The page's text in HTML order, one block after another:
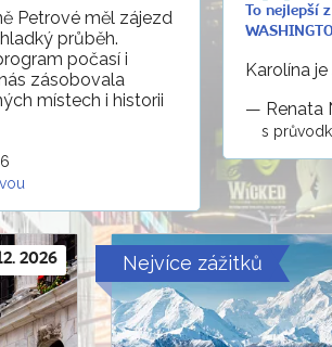
Petrové měl zájezd
průběh.
počasí i
zásobovala
místech i historii
To nejlepší
Karolína
— Renata
s
2026 Nejvíce zážitků